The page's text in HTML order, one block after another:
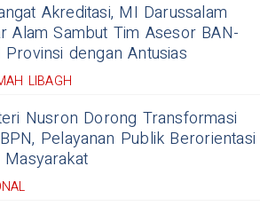
Akreditasi, MI Darussalam
Alam Sambut Tim Asesor BAN-
Provinsi dengan Antusias
LIBAGH
Nusron Dorong Transformasi
Pelayanan Publik Berorientasi
Masyarakat